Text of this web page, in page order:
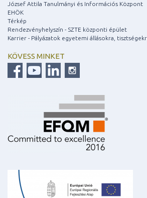
József Attila Tanulmányi és Információs Központ
EHÖK
Térkép
Rendezvényhelyszín - SZTE központi épület
Karrier - Pályázatok egyetemi állásokra,
KÖVESS MINKET